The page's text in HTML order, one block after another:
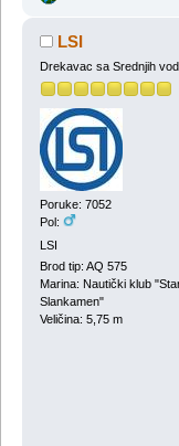
LSI
Drekavac sa Srednjih
Poruke: 7052
Pol:
LSI
Brod tip: AQ 575
Marina: Nautički klub
Slankamen"
Veličina: 5,75 m